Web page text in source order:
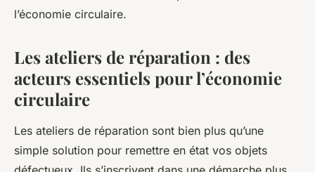
l’économie circulaire.
Les ateliers de réparation : des
acteurs essentiels pour l’économie
circulaire
Les ateliers de réparation sont bien plus qu’une
simple solution pour remettre en état vos objets